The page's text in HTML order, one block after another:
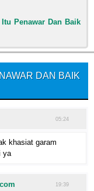
Itu Penawar Dan Baik
DAN BAIK
05:24
khasiat garam
ya
19:39